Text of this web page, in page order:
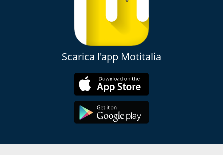
Scarica l'app Motitalia